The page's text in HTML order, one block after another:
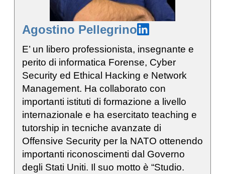
Agostino Pellegrino
E’ un libero professionista, insegnante e
perito di informatica Forense, Cyber
Security ed Ethical Hacking e Network
Management. Ha collaborato con
importanti istituti di formazione a livello
internazionale e ha esercitato teaching e
tutorship in tecniche avanzate di
Offensive Security per la NATO ottenendo
importanti riconoscimenti dal Governo
degli Stati Uniti. Il suo motto è “Studio.